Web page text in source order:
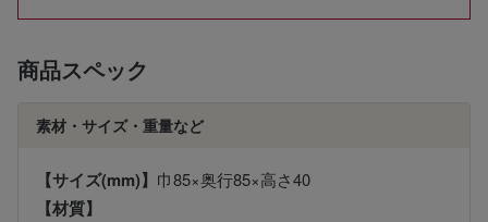
商品スペック
素材・サイズ・重量など
【サイズ(mm)】 巾85×奥行85×高さ40
【材質】